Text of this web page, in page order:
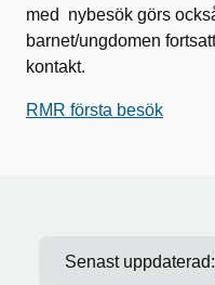
med nybesök görs
barnet/ungdomen
kontakt.
RMR första besök
Senast uppdaterad: